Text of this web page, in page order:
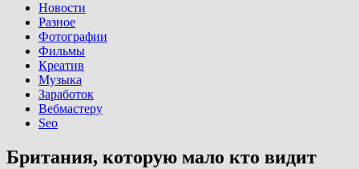
Новости
Разное
Фотографии
Фильмы
Креатив
Музыка
Заработок
Вебмастеру
Seo
Британия, которую мало кто видит